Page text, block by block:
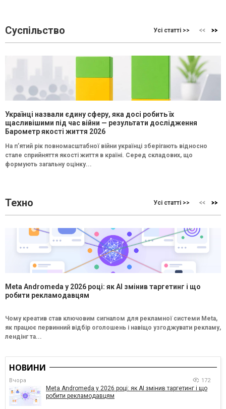
Суспільство Усі статті >>
Українці назвали єдину сферу, яка досі робить їх
щасливішими під час війни — результати дослідження
Барометр якості життя 2026
На п’ятий рік повномасштабної війни українці зберігають відносно
стале сприйняття якості життя в країні. Серед складових, що
формують загальну оцінку...
Техно Усі статті >>
Meta Andromeda у 2026 році: як AI змінив таргетинг і що
робити рекламодавцям
Чому креатив став ключовим сигналом для рекламної системи Meta,
як працює первинний відбір оголошень і навіщо узгоджувати рекламу,
лендінг та...
НОВИНИ
Вчора 172
Meta Andromeda у 2026 році: як AI змінив таргетинг і що
робити рекламодавцям